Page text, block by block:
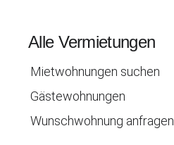
Alle Vermietungen
Mietwohnungen suchen
Gästewohnungen
Wunschwohnung anfragen